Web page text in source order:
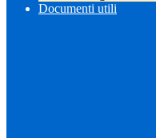
Documenti utili